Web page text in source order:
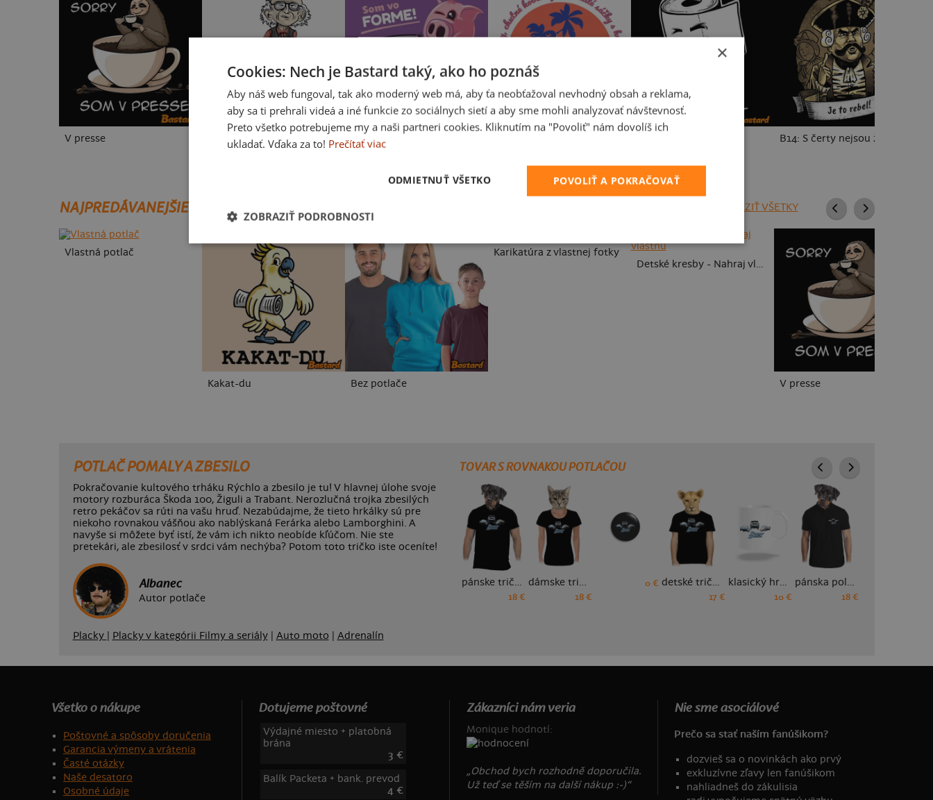
V presse Neklidný bez piva Vo forme B14: S čerty nejsou žerty
NAJPREDÁVANEJŠIE POTLAČE ZOBRAZIŤ VŠETKY
Vlastná potlač
Kakat-du Bez potlače
Karikatúra z vlastnej fotky
Detské kresby - Nahraj vlastnú
V presse
POTLAČ POMALY A ZBESILO
Pokračovanie kultového trháku Rýchlo a zbesilo je tu! V hlavnej úlohe svoje
motory rozburáca Škoda 100, Žiguli a Trabant. Nerozlučná trojka zbesilých
retro pekáčov sa rúti na vašu hruď. Nezabúdajme, že tieto hrkálky sú pre
niekoho rovnakou vášňou ako nablýskaná Ferárka alebo Lamborghini. A
navyše si môžete byť istí, že vám ich nikto neobíde kľúčom. Nie ste
pretekári, ale zbesilosť v srdci vám nechýba? Potom toto tričko iste oceníte!
Albanec
Autor potlače
Placky Placky v kategórii Filmy a seriály| Auto moto Adrenalín
TOVAR S ROVNAKOU POTLAČOU
pánske tričko
18 €
dámske tričko
18 €
0 € detské tričko
17 €
klasický hrnček
10 €
pánska polokošeľa
18 €
Všetko o nákupe
Poštovné a spôsoby doručenia
Garancia výmeny a vrátenia
Časté otázky
Naše desatoro
Osobné údaje
Dotujeme poštovné
Výdajné miesto + platobná
brána
3 €
Balík Packeta + bank. prevod
4 €
Zákazníci nám veria
Monique hodnotí:
„Obchod bych rozhodně doporučila.
Už teď se těším na další nákup :-)“
Nie sme asociálové
Prečo sa stať naším fanúšikom?
dozvieš sa o novinkách ako prvý
exkluzívne zľavy len fanúšikom
nahliadneš do zákulisia
×
Cookies: Nech je Bastard taký, ako ho poznáš
Aby náš web fungoval, tak ako moderný web má, aby ťa neobťažoval nevhodný obsah a reklama,
aby sa ti prehrali videá a iné funkcie zo sociálnych sietí a aby sme mohli analyzovať návštevnosť.
Preto všetko potrebujeme my a naši partneri cookies. Kliknutím na "Povoliť" nám dovolíš ich
ukladať. Vďaka za to! Prečítať viac
POVOLIŤ A POKRAČOVAŤ
ODMIETNUŤ VŠETKO
ZOBRAZIŤ PODROBNOSTI